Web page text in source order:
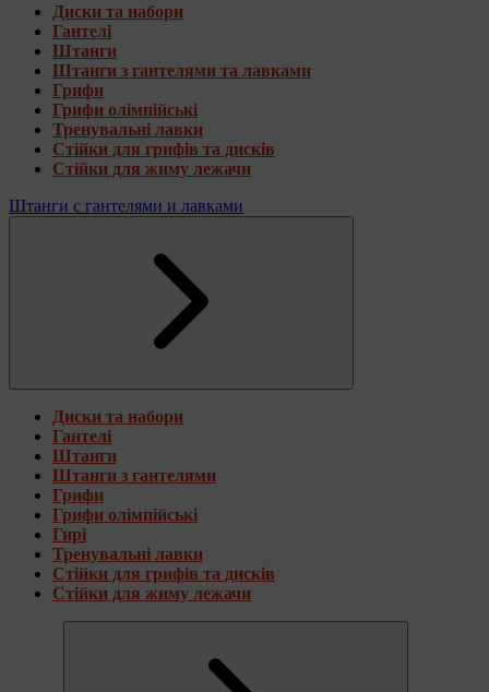
Диски та набори
Гантелі
Штанги
Штанги з гантелями та лавками
Грифи
Грифи олімпійські
Тренувальні лавки
Стійки для грифів та дисків
Стійки для жиму лежачи
Штанги с гантелями и лавками
Диски та набори
Гантелі
Штанги
Штанги з гантелями
Грифи
Грифи олімпійські
Гирі
Тренувальні лавки
Стійки для грифів та дисків
Стійки для жиму лежачи